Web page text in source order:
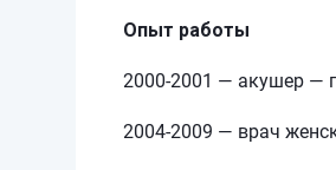
Опыт работы
2000-2001 — акушер —
2004-2009 — врач